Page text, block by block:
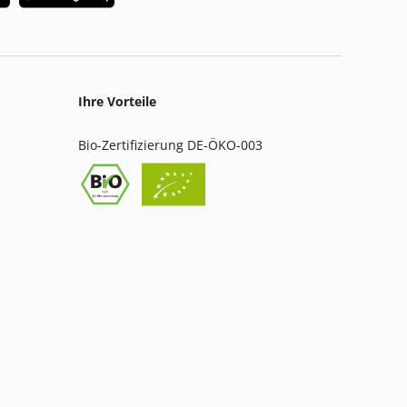
Ihre Vorteile
Bio-Zertifizierung DE-ÖKO-003